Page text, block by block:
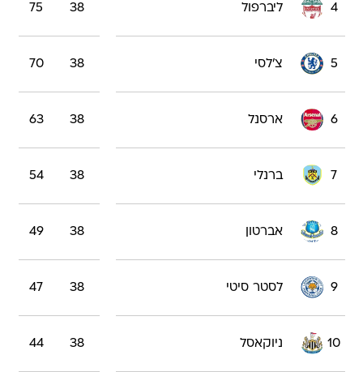
4 ליברפול 38
75
5 צ'לסי 38
70
6 ארסנל 38
63
7 ברנלי 38
54
8 אברטון 38
49
9 לסטר סיטי 38
47
10 ניוקאסל 38
44